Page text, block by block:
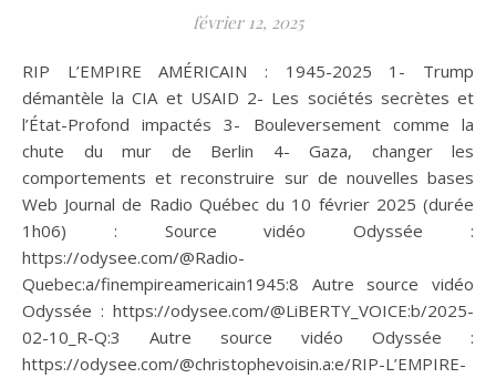
février 12, 2025
RIP L’EMPIRE AMÉRICAIN : 1945-2025 1- Trump
démantèle la CIA et USAID 2- Les sociétés secrètes et
l’État-Profond impactés 3- Bouleversement comme la
chute du mur de Berlin 4- Gaza, changer les
comportements et reconstruire sur de nouvelles bases
Web Journal de Radio Québec du 10 février 2025 (durée
1h06) : Source vidéo Odyssée :
https://odysee.com/@Radio-
Quebec:a/finempireamericain1945:8 Autre source vidéo
Odyssée : https://odysee.com/@LiBERTY_VOICE:b/2025-
02-10_R-Q:3 Autre source vidéo Odyssée :
https://odysee.com/@christophevoisin.a:e/RIP-L’EMPIRE-